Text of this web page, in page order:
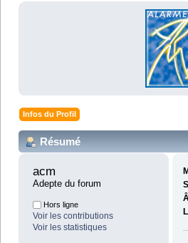
Infos du Profil
Résumé
acm
Adepte du forum
Hors ligne
Voir les contributions
Voir les statistiques